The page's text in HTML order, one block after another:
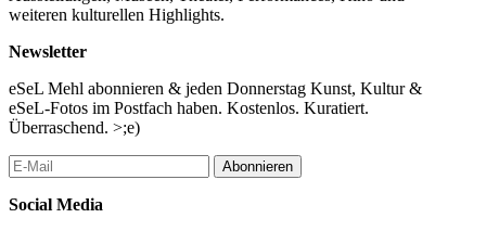
beim Verein Ohrenschmaus.
Er ist 44 Jahre alt.
Er arbeitet als Landschaftsgärtner.
Er ist auch Künstler, Radiomoderator und Musiker in zwei Bands.
Er engagiert sich in vielen Vereinen.
Seit über 10 Jahren ist er Präsident vom 1. Kiwanis Action Club.
Der Club unterstützt Menschen mit Behinderungen.
Er ist auch Vizepräsident vom Verein Weinviertel Inklusion
(WINK).
weiteren kulturellen Highlights.
Newsletter
eSeL Mehl abonnieren & jeden Donnerstag Kunst, Kultur &
eSeL-Fotos im Postfach haben. Kostenlos. Kuratiert.
Überraschend. >;e)
Abonnieren
Social Media